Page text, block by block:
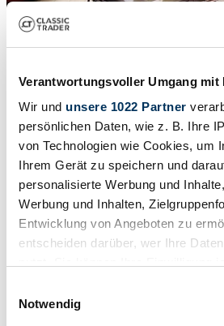
Verantwortungsvoller Umgang mit
Wir und unsere 1022 Partner
persönlichen Daten, wie z. B. Ihre
von Technologien wie Cookies, um
Ihrem Gerät zu speichern und
personalisierte Werbung und
Werbung und Inhalten,
Entwicklung von Angeboten zu
entscheiden darüber, wer Ihre
Trigger Symbol ändern oder
Notwendig
1988 | Suzuki SJ 413
SUZUKI SANTANA SJ 413 (1988)
£13,551